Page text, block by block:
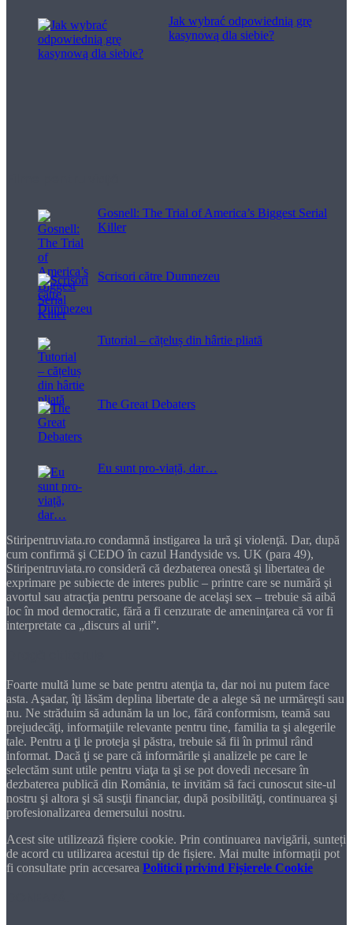
Jak wybrać odpowiednią grę
kasynową dla siebie?
Gosnell: The Trial of America’s Biggest Serial
Killer
Scrisori către Dumnezeu
Tutorial – cățeluș din hârtie pliată
The Great Debaters
Eu sunt pro-viață, dar…
Stiripentruviata.ro condamnă instigarea la ură şi violenţă. Dar, după
cum confirmă şi CEDO în cazul Handyside vs. UK (para 49),
Stiripentruviata.ro consideră că dezbaterea onestă şi libertatea de
exprimare pe subiecte de interes public – printre care se numără şi
avortul sau atracţia pentru persoane de acelaşi sex – trebuie să aibă
loc în mod democratic, fără a fi cenzurate de ameninţarea că vor fi
interpretate ca „discurs al urii”.
Foarte multă lume se bate pentru atenţia ta, dar noi nu putem face
asta. Aşadar, îţi lăsăm deplina libertate de a alege să ne urmăreşti sau
nu. Ne străduim să adunăm la un loc, fără conformism, teamă sau
prejudecăţi, informaţiile relevante pentru tine, familia ta şi alegerile
tale. Pentru a ţi le proteja şi păstra, trebuie să fii în primul rând
informat. Dacă ţi se pare că informările şi analizele pe care le
selectăm sunt utile pentru viaţa ta şi se pot dovedi necesare în
dezbaterea publică din România, te invităm să faci cunoscut site-ul
nostru şi altora şi să susţii financiar, după posibilităţi, continuarea şi
profesionalizarea demersului nostru.
Acest site utilizează fișiere cookie. Prin continuarea navigării, sunteți
de acord cu utilizarea acestui tip de fișiere. Mai multe informații pot
fi consultate prin accesarea Politicii privind Fișierele Cookie